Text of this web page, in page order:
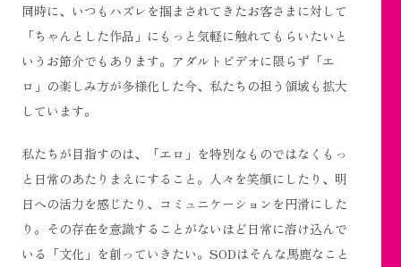
同時に、いつもハズレを掴まされてきたお客さまに対して
「ちゃんとした作品」にもっと気軽に触れてもらいたいと
いうお節介でもあります。アダルトビデオに限らず「エ
ロ」の楽しみ方が多様化した今、私たちの担う領域も拡大
しています。
私たちが目指すのは、「エロ」を特別なものではなくもっ
と日常のあたりまえにすること。人々を笑顔にしたり、明
日への活力を感じたり、コミュニケーションを円滑にした
り。その存在を意識することがないほど日常に溶け込んで
いる「文化」を創っていきたい。SODはそんな馬鹿なこと